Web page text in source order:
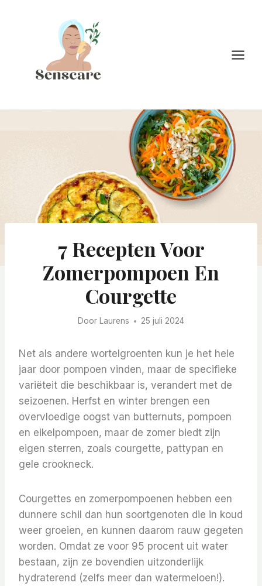
7 Recepten Voor
Zomerpompoen En
Courgette
Door Laurens 25 juli 2024
Net als andere wortelgroenten kun je het hele
jaar door pompoen vinden, maar de specifieke
variëteit die beschikbaar is, verandert met de
seizoenen. Herfst en winter brengen een
overvloedige oogst van butternuts, pompoen
en eikelpompoen, maar de zomer biedt zijn
eigen sterren, zoals courgette, pattypan en
gele crookneck.
Courgettes en zomerpompoenen hebben een
dunnere schil dan hun soortgenoten die in koud
weer groeien, en kunnen daarom rauw gegeten
worden. Omdat ze voor 95 procent uit water
bestaan, zijn ze bovendien uitzonderlijk
hydraterend (zelfs meer dan watermeloen!).